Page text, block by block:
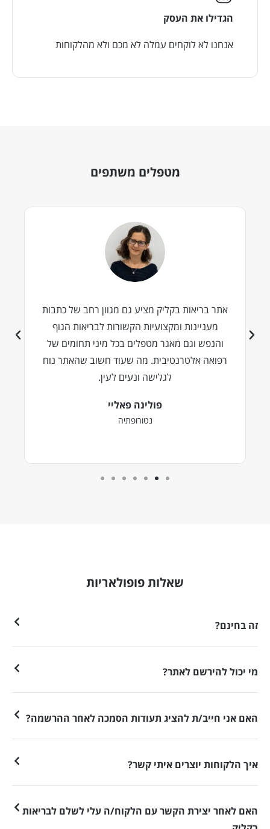
הגדילו את העסק
אנחנו לא לוקחים עמלה לא מכם ולא מהלקוחות
מטפלים משתפים
אתר בריאות בקליק מציע גם מגוון רחב של כתבות
מעניינות ומקצועיות הקשורות לבריאות הגוף
והנפש וגם מאגר מטפלים בכל מיני תחומים של
רפואה אלטרנטיבית. מה שעוד חשוב שהאתר נוח
לגלישה ונעים לעין.
פולינה פאליי
נטורופתיה
שאלות פופולאריות
זה בחינם?
מי יכול להירשם לאתר?
האם אני חייב/ת להציג תעודות הסמכה לאחר ההרשמה?
איך הלקוחות יוצרים איתי קשר?
האם לאחר יצירת הקשר עם הלקוח/ה עלי לשלם לבריאות